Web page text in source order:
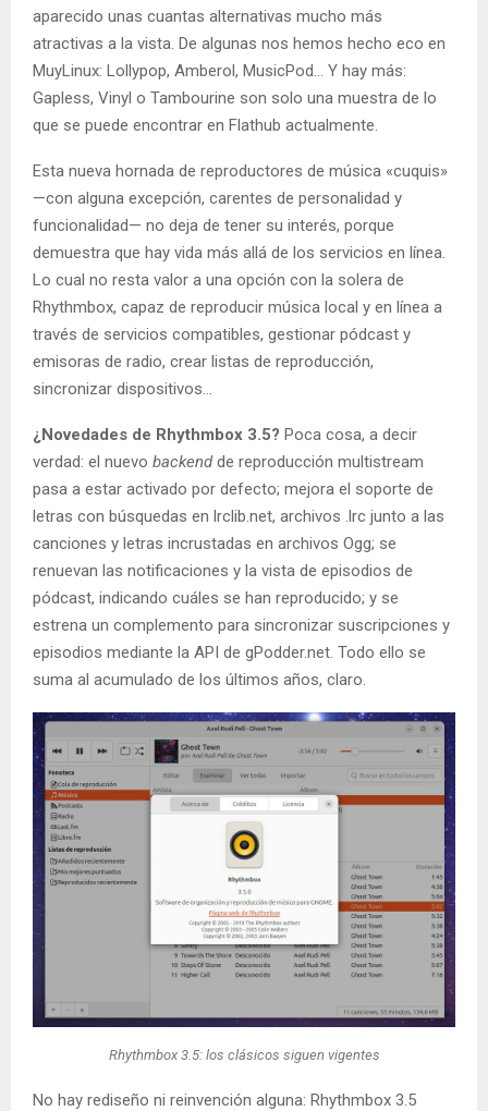
aparecido unas cuantas alternativas mucho más
atractivas a la vista. De algunas nos hemos hecho eco en
MuyLinux: Lollypop, Amberol, MusicPod… Y hay más:
Gapless, Vinyl o Tambourine son solo una muestra de lo
que se puede encontrar en Flathub actualmente.
Esta nueva hornada de reproductores de música «cuquis»
—con alguna excepción, carentes de personalidad y
funcionalidad— no deja de tener su interés, porque
demuestra que hay vida más allá de los servicios en línea.
Lo cual no resta valor a una opción con la solera de
Rhythmbox, capaz de reproducir música local y en línea a
través de servicios compatibles, gestionar pódcast y
emisoras de radio, crear listas de reproducción,
sincronizar dispositivos…
¿Novedades de Rhythmbox 3.5? Poca cosa, a decir
verdad: el nuevo backendde reproducción multistream
pasa a estar activado por defecto; mejora el soporte de
letras con búsquedas en lrclib.net, archivos .lrc junto a las
canciones y letras incrustadas en archivos Ogg; se
renuevan las notificaciones y la vista de episodios de
pódcast, indicando cuáles se han reproducido; y se
estrena un complemento para sincronizar suscripciones y
episodios mediante la API de gPodder.net. Todo ello se
suma al acumulado de los últimos años, claro.
Rhythmbox 3.5: los clásicos siguen vigentes
No hay rediseño ni reinvención alguna: Rhythmbox 3.5